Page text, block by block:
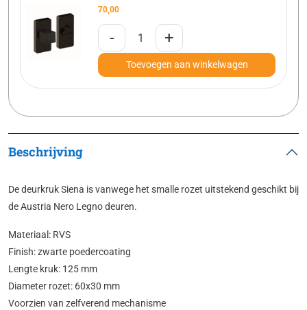
70,00
- +
Toevoegen aan winkelwagen
Beschrijving
De deurkruk Siena is vanwege het smalle rozet uitstekend geschikt bij
de Austria Nero Legno deuren.
Materiaal: RVS
Finish: zwarte poedercoating
Lengte kruk: 125 mm
Diameter rozet: 60x30 mm
Voorzien van zelfverend mechanisme